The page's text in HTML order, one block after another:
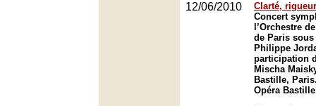
12/06/2010
Clarté,
Concert
l’Orchestre
de Paris
Philippe
participation
Mischa
Bastille,
Opéra